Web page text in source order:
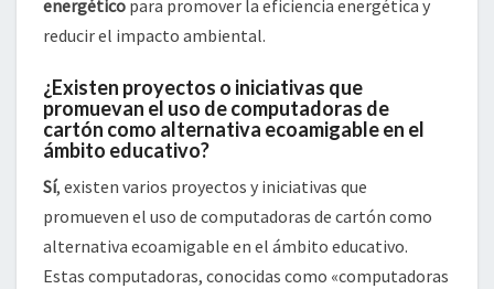
energético para promover la eficiencia energética y
reducir el impacto ambiental.
¿Existen proyectos o iniciativas que
promuevan el uso de computadoras de
cartón como alternativa ecoamigable en el
ámbito educativo?
Sí, existen varios proyectos y iniciativas que
promueven el uso de computadoras de cartón como
alternativa ecoamigable en el ámbito educativo.
Estas computadoras, conocidas como «computadoras